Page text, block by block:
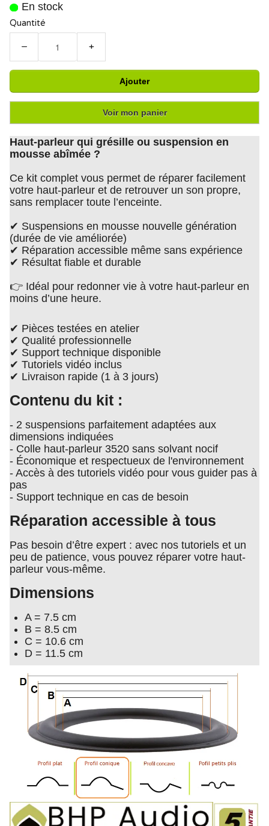
En stock
Quantité
− +
Ajouter
Voir mon panier
Haut-parleur qui grésille ou suspension en
mousse abîmée ?
Ce kit complet vous permet de réparer facilement
votre haut-parleur et de retrouver un son propre,
sans remplacer toute l’enceinte.
✔ Suspensions en mousse nouvelle génération
(durée de vie améliorée)
✔ Réparation accessible même sans expérience
✔ Résultat fiable et durable
👉 Idéal pour redonner vie à votre haut-parleur en
moins d’une heure.
✔ Pièces testées en atelier
✔ Qualité professionnelle
✔ Support technique disponible
✔ Tutoriels vidéo inclus
✔ Livraison rapide (1 à 3 jours)
Contenu du kit :
- 2 suspensions parfaitement adaptées aux
dimensions indiquées
- Colle haut-parleur 3520 sans solvant nocif
- Économique et respectueux de l'environnement
- Accès à des tutoriels vidéo pour vous guider pas à
pas
- Support technique en cas de besoin
Réparation accessible à tous
Pas besoin d’être expert : avec nos tutoriels et un
peu de patience, vous pouvez réparer votre haut-
parleur vous-même.
Dimensions
A = 7.5 cm
B = 8.5 cm
C = 10.6 cm
D = 11.5 cm